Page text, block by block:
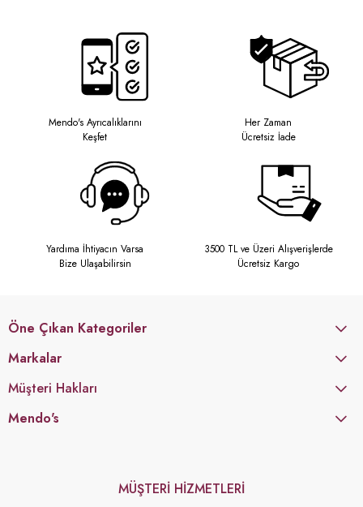
Mendo's Ayrıcalıklarını
Keşfet
Her Zaman
Ücretsiz İade
Yardıma İhtiyacın Varsa
Bize Ulaşabilirsin
3500 TL ve Üzeri Alışverişlerde
Ücretsiz Kargo
Öne Çıkan Kategoriler
Markalar
Müşteri Hakları
Mendo's
MÜŞTERİ HİZMETLERİ